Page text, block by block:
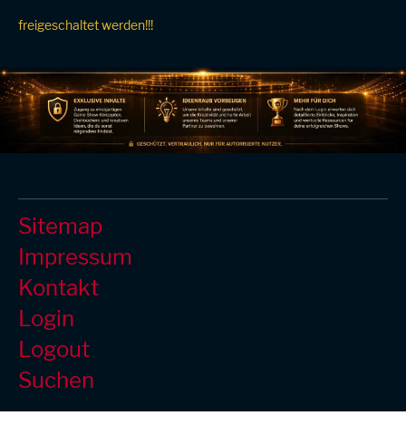
freigeschaltet werden!!!
Sitemap
Impressum
Kontakt
Login
Logout
Suchen